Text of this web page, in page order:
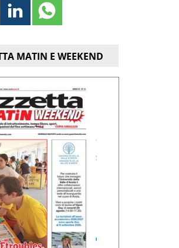
MATIN E WEEKEND